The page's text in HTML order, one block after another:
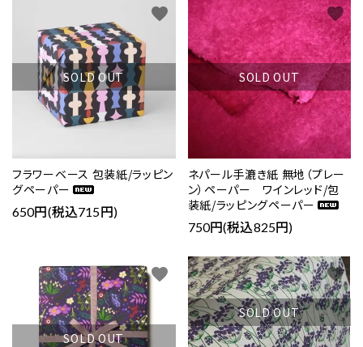
SOLD OUT
フラワーベース 包装紙/ラッピン
グペーパー
650円(税込715円)
favorite
SOLD OUT
ネパール手漉き紙 無地（プレー
ン）ペーパー ワインレッド/包
装紙/ラッピングペーパー
750円(税込825円)
favorite
SOLD OUT
favorite
SOLD OUT
favorite